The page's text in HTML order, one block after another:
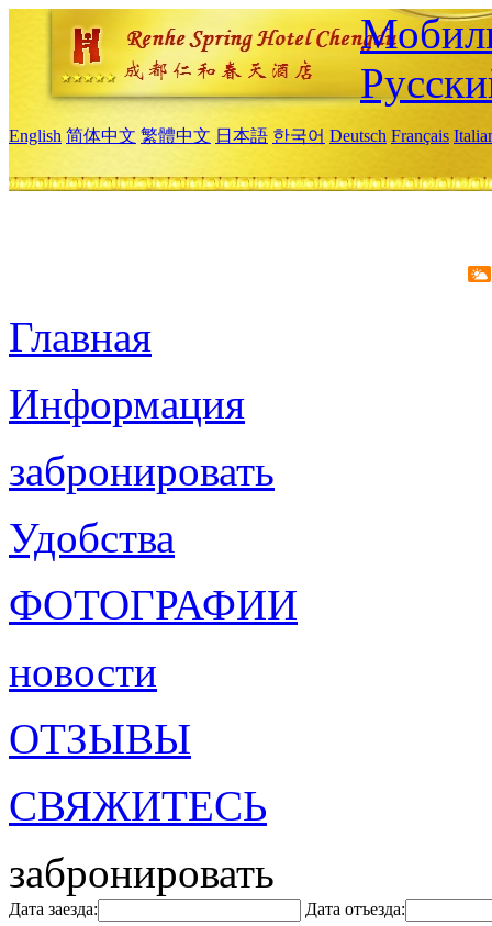
English 简体中文 繁體中文 日本語 한국어 Deutsch Français
Главная
Информация
забронировать
Удобства
ФОТОГРАФИИ
новости
ОТЗЫВЫ
СВЯЖИТЕСЬ
забронировать
Дата заезда: Дата отъезда: